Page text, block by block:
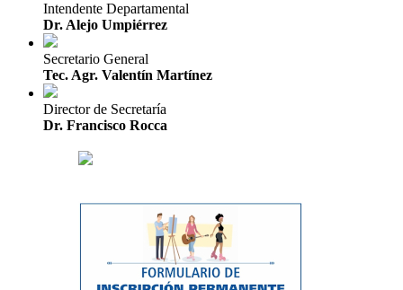
Intendente Departamental
Dr. Alejo Umpiérrez
Secretario General
Tec. Agr. Valentín Martínez
Director de Secretaría
Dr. Francisco Rocca